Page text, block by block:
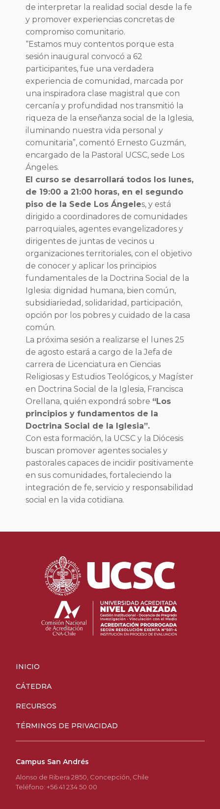
de interpretar la realidad social desde la fe
y promover experiencias concretas de
compromiso comunitario.
“Estamos muy contentos porque esta
sesión inaugural convocó a 62
participantes, fue una verdadera
experiencia de comunidad, marcada por
una inspiradora clase magistral que con
cercanía y profundidad nos transmitió la
riqueza de la enseñanza social de la Iglesia,
iluminando nuestra vida personal y
comunitaria”, comentó Ernesto Guzmán,
encargado de la Pastoral UCSC, sede Los
Ángeles.
El curso se desarrollará todos los lunes,
de 19:00 a 21:00 horas, en el segundo
piso de la Sede Los Ángeles, y está
dirigido a coordinadores de comunidades
parroquiales, agentes evangelizadores y
dirigentes de juntas de vecinos u
organizaciones territoriales, con el objetivo
de conocer y aplicar los principios
fundamentales de la Doctrina Social de la
Iglesia: dignidad humana, bien común,
subsidiariedad, solidaridad, participación,
opción por los pobres y cuidado de la casa
común.
La próxima sesión a realizarse el lunes 25
de agosto estará a cargo de la Jefa de
carrera de Licenciatura en Ciencias
Religiosas y Estudios Teológicos, y Magíster
en Doctrina Social de la Iglesia, Francisca
Orellana, quién expondrá sobre “Los
principios y fundamentos de la
Doctrina Social de la Iglesia”.
Con esta formación, la UCSC y la Diócesis
buscan promover agentes sociales y
pastorales capaces de incidir positivamente
en sus comunidades, fortaleciendo la
integración de fe, servicio y responsabilidad
social en la vida cotidiana.
INICIO
CÁTEDRA
RECURSOS
TÉRMINOS DE PRIVACIDAD
Campus San Andrés
Alonso de Ribera 2850, Concepción, Chile
Teléfono: +56 41 234 50 00